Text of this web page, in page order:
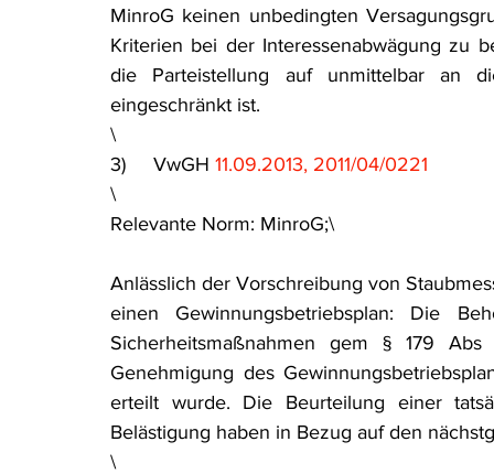
MinroG keinen unbedingten
Kriterien bei der Interessenabwägung zu
die Parteistellung auf unmittelbar an
eingeschränkt ist.
\
3)     VwGH 11.09.2013, 2011/04/0221
\
Relevante Norm: MinroG;\
Anlässlich der Vorschreibung von
einen Gewinnungsbetriebsplan: Die
Sicherheitsmaßnahmen gem § 179
Genehmigung des
erteilt wurde. Die Beurteilung einer
Belästigung haben in Bezug auf den
\